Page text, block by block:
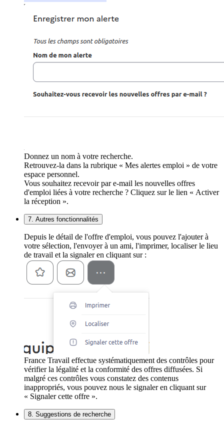
Donnez un nom à votre recherche.
Retrouvez-la dans la rubrique « Mes alertes emploi » de votre
espace personnel.
Vous souhaitez recevoir par e-mail les nouvelles offres
d'emploi liées à votre recherche ? Cliquez sur le lien « Activer
la réception ».
7. Autres fonctionnalités
Depuis le détail de l'offre d'emploi, vous pouvez l'ajouter à
votre sélection, l'envoyer à un ami, l'imprimer, localiser le lieu
de travail et la signaler en cliquant sur :
France Travail effectue systématiquement des contrôles pour
vérifier la légalité et la conformité des offres diffusées. Si
malgré ces contrôles vous constatez des contenus
inappropriés, vous pouvez nous le signaler en cliquant sur
« Signaler cette offre ».
8. Suggestions de recherche